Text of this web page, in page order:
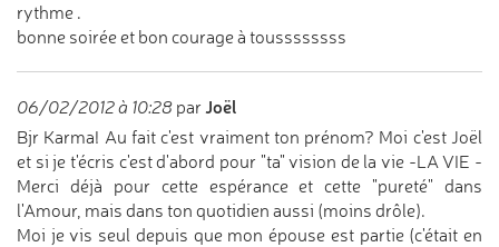
rythme .
bonne soirée et bon courage à toussssssss
06/02/2012 à 10:28 par Joël
Bjr Karma! Au fait c'est vraiment ton prénom? Moi c'est Joël
et si je t'écris c'est d'abord pour "ta" vision de la vie -LA VIE -
Merci déjà pour cette espérance et cette "pureté" dans
l'Amour, mais dans ton quotidien aussi (moins drôle).
Moi je vis seul depuis que mon épouse est partie (c'était en